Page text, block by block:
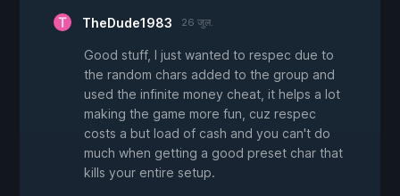
TheDude1983 26 जुल.
Good stuff, I just wanted to respec due to
the random chars added to the group and
used the infinite money cheat, it helps a lot
making the game more fun, cuz respec
costs a but load of cash and you can't do
much when getting a good preset char that
kills your entire setup.